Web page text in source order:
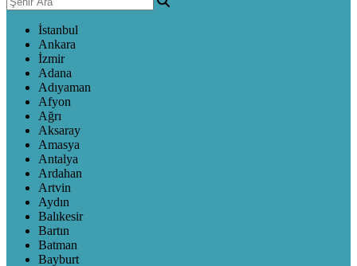
İstanbul
Ankara
İzmir
Adana
Adıyaman
Afyon
Ağrı
Aksaray
Amasya
Antalya
Ardahan
Artvin
Aydın
Balıkesir
Bartın
Batman
Bayburt